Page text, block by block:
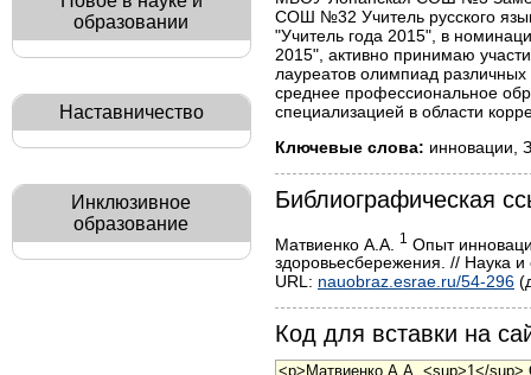
образовании
Наставничество
Инклюзивное
образование
СОШ №32 Учитель русского
"Учитель года 2015", в
2015", активно принимаю
лауреатов олимпиад
среднее профессиональное
специализацией в области
Ключевые слова: инновации,
Библиографическая
Матвиенко А.А. 1 Опыт
здоровьесбережения. // Наука
URL: nauobraz.esrae.ru/54-296
Код для вставки на